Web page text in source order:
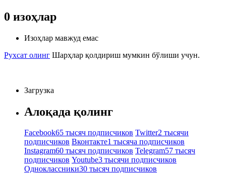
0 изоҳлар
Изоҳлар мавжуд емас
Рухсат олинг Шарҳлар қолдириш мумкин бўлиши учун.
Загрузка
Алоқада қолинг
Facebook65 тысяч подписчиков Twitter2 тысячи
подписчиков Вконтакте1 тысяча подписчиков
Instagram60 тысяч подписчиков Telegram57 тысяч
подписчиков Youtube3 тысячи подписчиков
Одноклассники30 тысяч подписчиков